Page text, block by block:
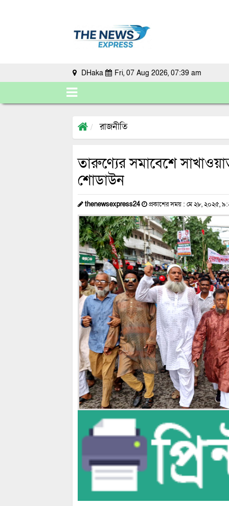
DHaka Fri, 07 Aug 2026, 07:39 am
রাজনীতি
তারুণ্যের সমাবেশে
শোডাউন
thenewsexpress24 প্রকাশের সময় : মে ২৮, ২০২৫,